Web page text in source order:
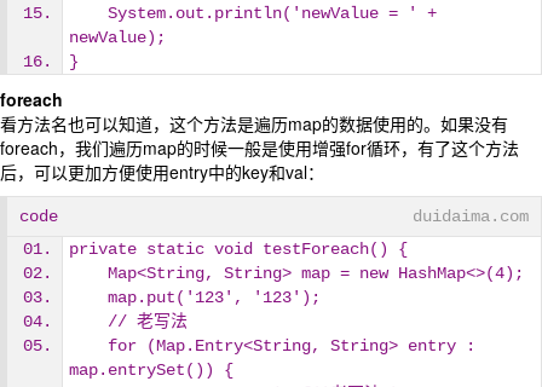
newValue);
}
foreach
看方法名也可以知道，这个方法是遍历map的数据使用的。如果没有
foreach，我们遍历map的时候一般是使用增强for循环，有了这个方法
后，可以更加方便使用entry中的key和val：
code
duidaima.com
private static void testForeach() {
    Map<String, String> map = new HashMap<>(4);
    map.put('123', '123');
    // 老写法
map.entrySet()) {